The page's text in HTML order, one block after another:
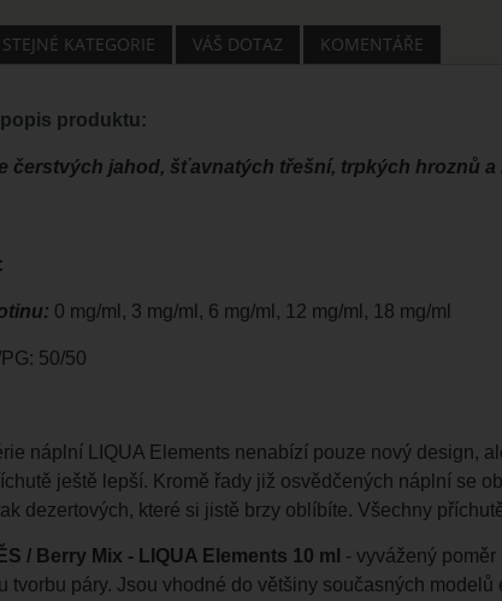
KATEGORIE VÁŠ DOTAZ KOMENTÁŘE
produktu:
čerstvých jahod, šťavnatých třešní, trpkých hroznů
0 mg/ml, 3 mg/ml, 6 mg/ml, 12 mg/ml, 18 mg/ml
50/50
náplní LIQUA Elements nenabízí pouze nový design,
ještě lepší. Kromě řady již osvědčených náplní se
dezertových, které si jistě brzy oblíbíte. Všechny
/ Berry Mix - LIQUA Elements 10 ml - vyvážený poměr
tvorbu páry. Jsou vhodné do většiny současných